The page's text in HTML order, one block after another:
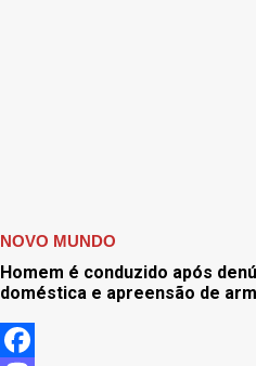
NOVO MUNDO
Homem é conduzido após
doméstica e apreensão de